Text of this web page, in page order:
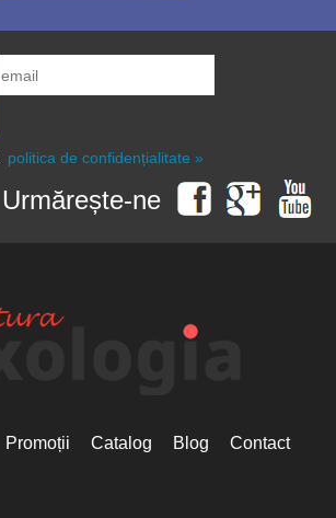
politica de confidențialitate »
Urmărește-ne
Promoții Catalog Blog Contact